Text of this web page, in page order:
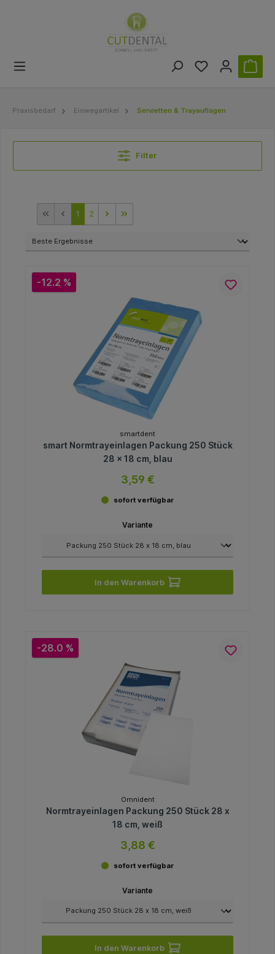
Praxisbedarf Einwegartikel Servietten & Trayauflagen
Filter
1 2
-12.2 %
smartdent
smart Normtrayeinlagen Packung 250 Stück
28 x 18 cm, blau
3,59 €
sofort verfügbar
Variante
In den Warenkorb
-28.0 %
Omnident
Normtrayeinlagen Packung 250 Stück 28 x
18 cm, weiß
3,88 €
sofort verfügbar
Variante
In den Warenkorb